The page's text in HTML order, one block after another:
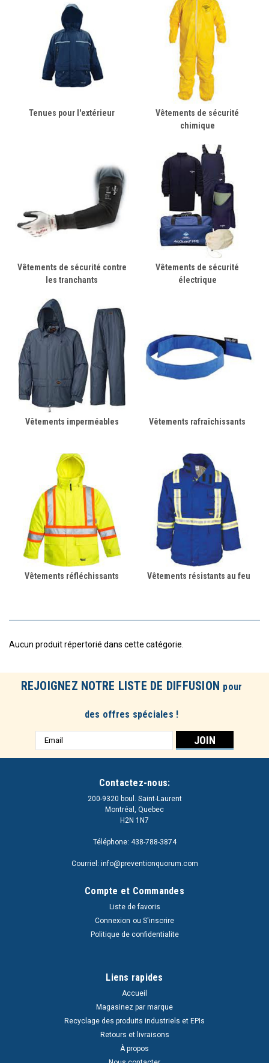
Tenues pour l'extérieur
Vêtements de sécurité
chimique
Vêtements de sécurité contre
les tranchants
Vêtements de sécurité
électrique
Vêtements imperméables Vêtements rafraîchissants
Vêtements réfléchissants Vêtements résistants au feu
Aucun produit répertorié dans cette catégorie.
REJOIGNEZ NOTRE LISTE DE DIFFUSION pour
des offres spéciales !
Adresse
e-
Contactez-nous:
200-9320 boul. Saint-Laurent
Montréal, Quebec
H2N 1N7
Téléphone: 438-788-3874
Courriel: info@preventionquorum.com
Compte et Commandes
Liste de favoris
Connexion ou S'inscrire
Politique de confidentialite
Liens rapides
Accueil
Magasinez par marque
Recyclage des produits industriels et EPIs
Retours et livraisons
À propos